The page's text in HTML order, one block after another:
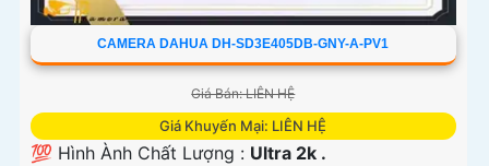
CAMERA DAHUA DH-SD3E405DB-GNY-A-PV1
Giá Bán: LIÊN HỆ
Giá Khuyến Mại: LIÊN HỆ
💯 Hình Ành Chất Lượng : Ultra 2k .